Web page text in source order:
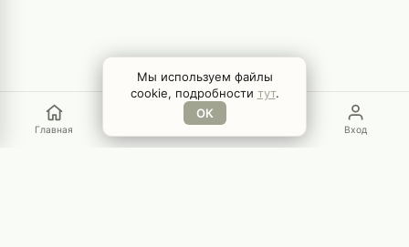
Главная Вход
Мы используем файлы
cookie, подробности тут.
ОК